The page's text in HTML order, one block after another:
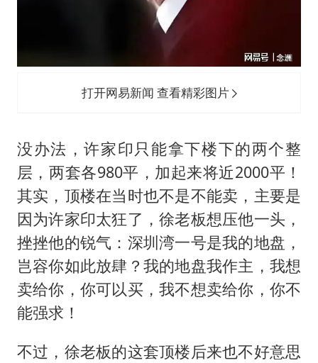
打开网易新闻 查看精彩图片
没办法，许家印只能拿下楼下的两个整
层，两套各980平，加起来将近2000平！
其实，顶楼在当时也不是不能卖，主要是
因为许家印太狂了，徐老板想压他一头，
挫挫他的锐气：深圳湾一号是我的地盘，
岂容你如此放肆？我的地盘我作主，我想
卖给你，你可以买，我不想卖给你，你不
能强求！
不过，徐老板的这套顶楼后来也不好意思